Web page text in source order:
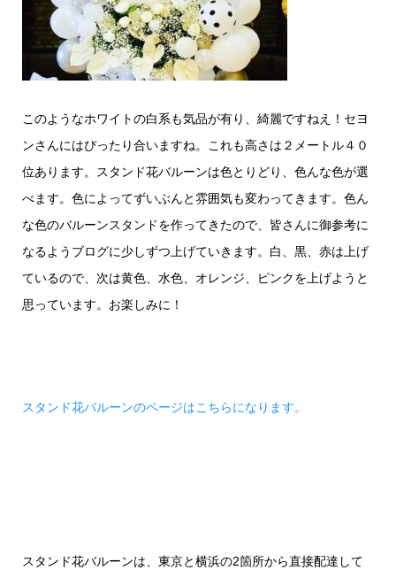
このようなホワイトの白系も気品が有り、綺麗ですねえ！セヨ
ンさんにはぴったり合いますね。これも高さは２メートル４０
位あります。スタンド花バルーンは色とりどり、色んな色が選
べます。色によってずいぶんと雰囲気も変わってきます。色ん
な色のバルーンスタンドを作ってきたので、皆さんに御参考に
なるようブログに少しずつ上げていきます。白、黒、赤は上げ
ているので、次は黄色、水色、オレンジ、ピンクを上げようと
思っています。お楽しみに！
スタンド花バルーンのページはこちらになります。
スタンド花バルーンは、東京と横浜の2箇所から直接配達して